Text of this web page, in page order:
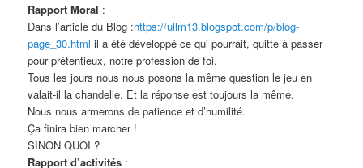
Rapport Moral :
Dans l’article du Blog :https://ullm13.blogspot.com/p/blog-
page_30.html il a été développé ce qui pourrait, quitte à passer
pour prétentieux, notre profession de foi.
Tous les jours nous nous posons la même question le jeu en
valait-il la chandelle. Et la réponse est toujours la même.
Nous nous armerons de patience et d’humilité.
Ça finira bien marcher !
SINON QUOI ?
Rapport d’activités :